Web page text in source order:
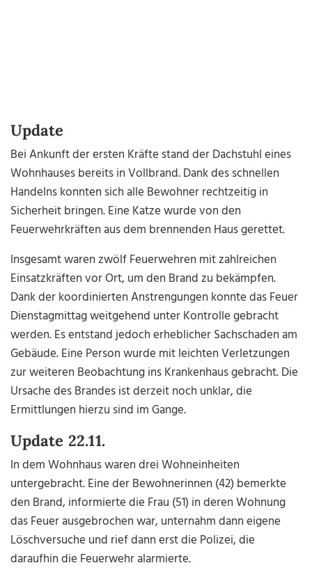
Update
Bei Ankunft der ersten Kräfte stand der Dachstuhl eines
Wohnhauses bereits in Vollbrand. Dank des schnellen
Handelns konnten sich alle Bewohner rechtzeitig in
Sicherheit bringen. Eine Katze wurde von den
Feuerwehrkräften aus dem brennenden Haus gerettet.
Insgesamt waren zwölf Feuerwehren mit zahlreichen
Einsatzkräften vor Ort, um den Brand zu bekämpfen.
Dank der koordinierten Anstrengungen konnte das Feuer
Dienstagmittag weitgehend unter Kontrolle gebracht
werden. Es entstand jedoch erheblicher Sachschaden am
Gebäude. Eine Person wurde mit leichten Verletzungen
zur weiteren Beobachtung ins Krankenhaus gebracht. Die
Ursache des Brandes ist derzeit noch unklar, die
Ermittlungen hierzu sind im Gange.
Update 22.11.
In dem Wohnhaus waren drei Wohneinheiten
untergebracht. Eine der Bewohnerinnen (42) bemerkte
den Brand, informierte die Frau (51) in deren Wohnung
das Feuer ausgebrochen war, unternahm dann eigene
Löschversuche und rief dann erst die Polizei, die
daraufhin die Feuerwehr alarmierte.